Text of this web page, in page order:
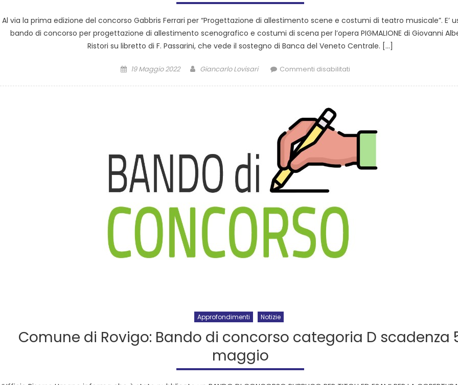
Al via la prima edizione del concorso Gabbris Ferrari per “Progettazione di allestimento scene e costumi di teatro musicale”. E’
bando di concorso per progettazione di allestimento scenografico e costumi di scena per l’opera PIGMALIONE di Giovanni
Ristori su libretto di F. Passarini, che vede il sostegno di Banca del Veneto Centrale. […]
19 Maggio 2022 Giancarlo Lovisari Commenti disabilitati
Approfondimenti Notizie
Comune di Rovigo: Bando di concorso categoria D scadenza
maggio